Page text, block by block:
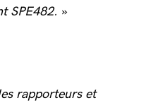
SPE482. »
rapporteurs et